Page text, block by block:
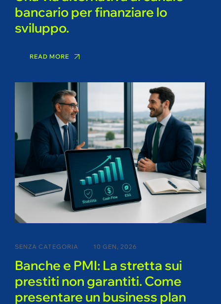
bancario per finanziare lo
sviluppo.
READ MORE
SENZA CATEGORIA 10 GEN, 2026
Banche e PMI: La stretta sui
prestiti non garantiti. Come
presentare un business plan